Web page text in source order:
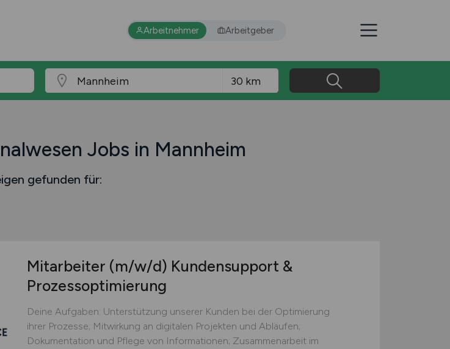
Arbeitnehmer Arbeitgeber
Jobs in Mannheim
gefunden für:
Mitarbeiter (m/w/d) Kundensupport &
Prozessoptimierung
Deine Aufgaben: Unterstützung unserer Kunden bei der Optimierung
ihrer Prozesse; Mitwirkung an digitalen Projekten und Abläufen;
Dokumentation und Pflege von Informationen; Zusammenarbeit im